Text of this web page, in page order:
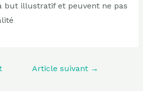
but illustratif et peuvent ne pas
Article suivant →